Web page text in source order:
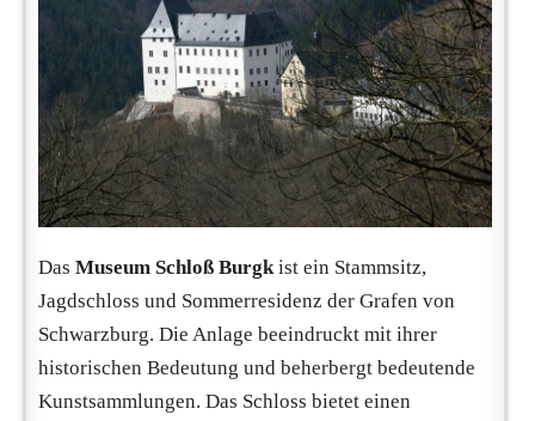
Das Museum Schloß Burgk ist ein Stammsitz,
Jagdschloss und Sommerresidenz der Grafen von
Schwarzburg. Die Anlage beeindruckt mit ihrer
historischen Bedeutung und beherbergt bedeutende
Kunstsammlungen. Das Schloss bietet einen